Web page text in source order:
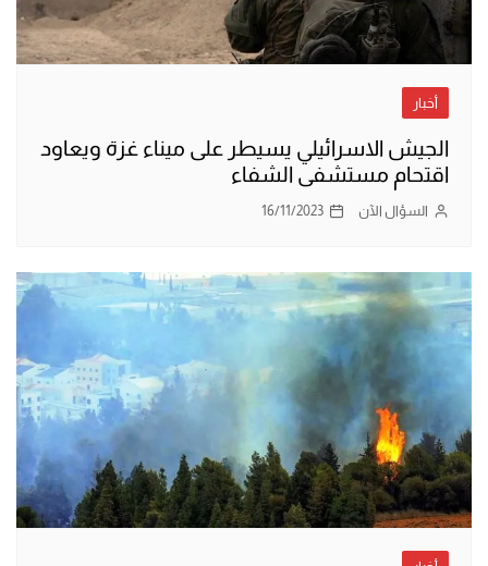
أخبار
الجيش الاسرائيلي يسيطر على ميناء غزة ويعاود
اقتحام مستشفى الشفاء
السؤال الآن 16/11/2023